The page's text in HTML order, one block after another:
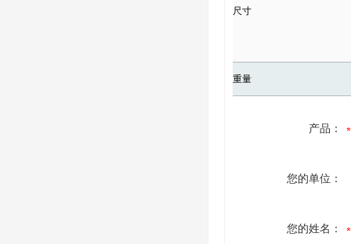
尺寸
重量
产品：
您的单位：
您的姓名：